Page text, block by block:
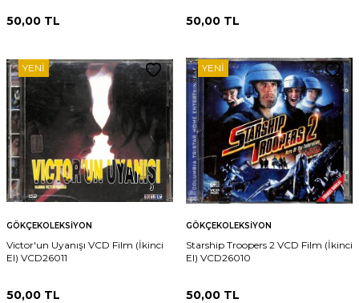
50,00 TL 50,00 TL
YENI
GÖKÇEKOLEKSIYON
Victor'un Uyanışı VCD Film (İkinci
El) VCD26011
50,00 TL
YENI
GÖKÇEKOLEKSIYON
Starship Troopers 2 VCD Film (İkinci
El) VCD26010
50,00 TL